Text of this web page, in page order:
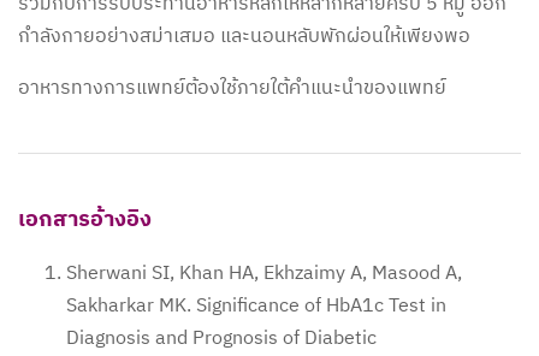
กำลังกายอย่างสม่าเสมอ และนอนหลับพักผ่อนให้เพียงพอ
อาหารทางการแพทย์ต้องใช้ภายใต้คำแนะนำของแพทย์
เอกสารอ้างอิง
Sherwani SI, Khan HA, Ekhzaimy A, Masood A,
Sakharkar MK. Significance of HbA1c Test in
Diagnosis and Prognosis of Diabetic